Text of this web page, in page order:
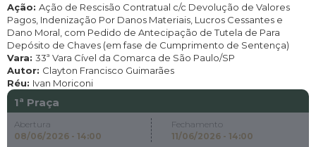
Ação: Ação de Rescisão Contratual c/c Devolução de Valores
Pagos, Indenização Por Danos Materiais, Lucros Cessantes e
Dano Moral, com Pedido de Antecipação de Tutela de Para
Depósito de Chaves (em fase de Cumprimento de Sentença)
Vara: 33ª Vara Cível da Comarca de São Paulo/SP
Autor: Clayton Francisco Guimarães
Réu: Ivan Moriconi
1ª Praça
Abertura
08/06/2026 - 14:00
Fechamento
11/06/2026 - 14:00